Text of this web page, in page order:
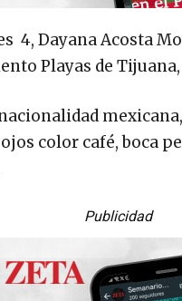
4, Dayana Acosta
Playas de
color café, boca
Publicidad